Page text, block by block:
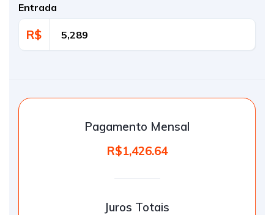
Entrada
R$
Pagamento Mensal
R$1,426.64
Juros Totais